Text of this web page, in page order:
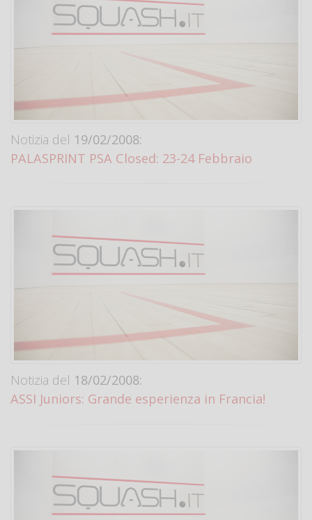
Notizia del 19/02/2008:
PALASPRINT PSA Closed: 23-24 Febbraio
Notizia del 18/02/2008:
ASSI Juniors: Grande esperienza in Francia!